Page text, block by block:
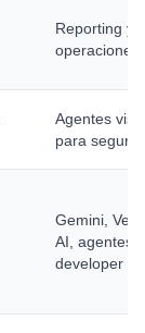
Reporting y
operaciones
Agentes
para seguros
Gemini,
AI, agentes
developer